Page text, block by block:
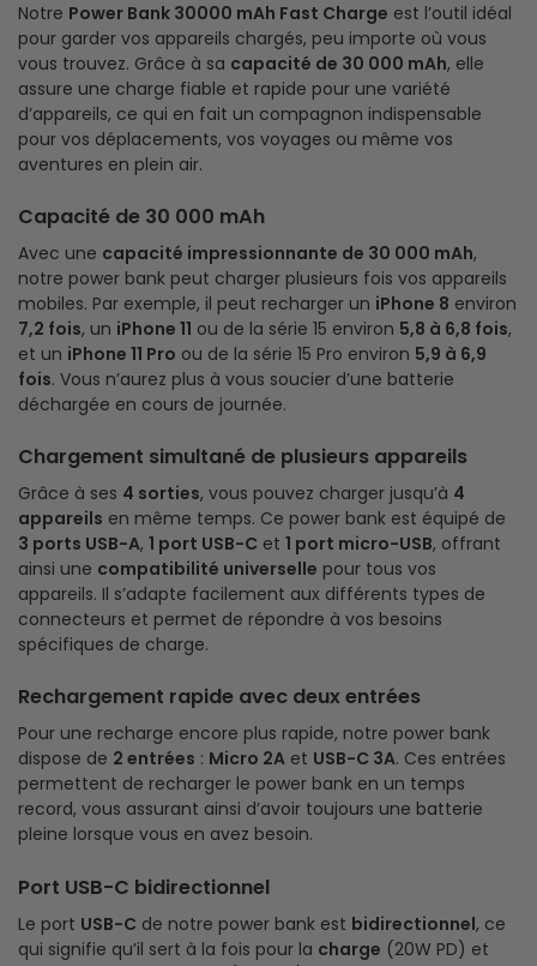
Notre Power Bank 30000 mAh Fast Charge est l’outil idéal
pour garder vos appareils chargés, peu importe où vous
vous trouvez. Grâce à sa capacité de 30 000 mAh, elle
assure une charge fiable et rapide pour une variété
d’appareils, ce qui en fait un compagnon indispensable
pour vos déplacements, vos voyages ou même vos
aventures en plein air.
Capacité de 30 000 mAh
Avec une capacité impressionnante de 30 000 mAh,
notre power bank peut charger plusieurs fois vos appareils
mobiles. Par exemple, il peut recharger un iPhone 8 environ
7,2 fois, un iPhone 11 ou de la série 15 environ 5,8 à 6,8 fois,
et un iPhone 11 Pro ou de la série 15 Pro environ 5,9 à 6,9
fois. Vous n’aurez plus à vous soucier d’une batterie
déchargée en cours de journée.
Chargement simultané de plusieurs appareils
Grâce à ses 4 sorties, vous pouvez charger jusqu’à 4
appareils en même temps. Ce power bank est équipé de
3 ports USB-A, 1 port USB-C et 1 port micro-USB, offrant
ainsi une compatibilité universelle pour tous vos
appareils. Il s’adapte facilement aux différents types de
connecteurs et permet de répondre à vos besoins
spécifiques de charge.
Rechargement rapide avec deux entrées
Pour une recharge encore plus rapide, notre power bank
dispose de 2 entrées : Micro 2A et USB-C 3A. Ces entrées
permettent de recharger le power bank en un temps
record, vous assurant ainsi d’avoir toujours une batterie
pleine lorsque vous en avez besoin.
Port USB-C bidirectionnel
Le port USB-C de notre power bank est bidirectionnel, ce
qui signifie qu’il sert à la fois pour la charge (20W PD) et